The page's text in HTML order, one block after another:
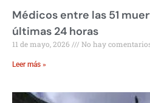
Médicos entre las 51
últimas 24 horas
11 de mayo, 2026 No hay
Leer más »